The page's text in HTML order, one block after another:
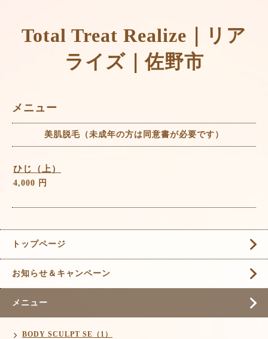
Total Treat Realize｜リア
ライズ｜佐野市
メニュー
美肌脱毛（未成年の方は同意書が必要です）
ひじ（上）
4,000 円
トップページ
お知らせ＆キャンペーン
メニュー
BODY SCULPT SE（1）